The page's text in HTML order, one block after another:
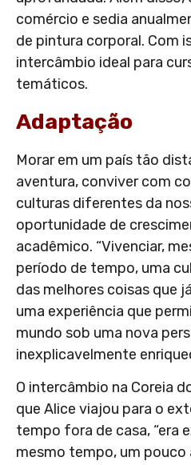
comércio e sedia
de pintura corporal. Com
intercâmbio ideal para
temáticos.
Adaptação
Morar em um país tão
aventura, conviver com
culturas diferentes da
oportunidade de
acadêmico. “Vivenciar,
período de tempo, uma
das melhores coisas que
uma experiência que
mundo sob uma nova
inexplicavelmente
O intercâmbio na Coreia
que Alice viajou para o
tempo fora de casa, “era
mesmo tempo, um pouco